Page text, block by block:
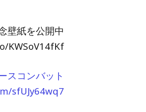
壁紙を公開中
KWSoV14fKf
スコンバット
sfUJy64wq7